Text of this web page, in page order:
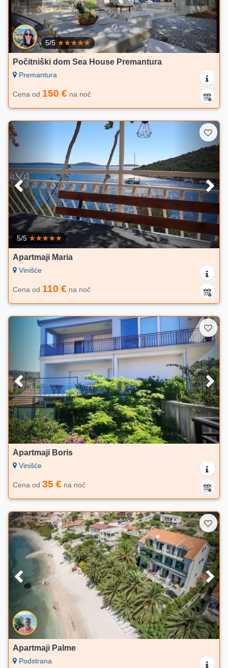
5/5
Počitniški dom Sea House Premantura
Premantura
Cena od 150 € na noč
5/5
Apartmaji Maria
Vinišće
Cena od 110 € na noč
Apartmaji Boris
Vinišće
Cena od 35 € na noč
Apartmaji Palme
Podstrana